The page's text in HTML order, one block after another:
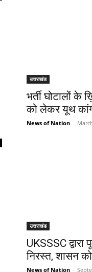
उत्तराखंड
भर्ती घोटालों के
को लेकर यूथ
News of Nation -
उत्तराखंड
UKSSSC द्वारा
निरस्त, शासन
News of Nation -